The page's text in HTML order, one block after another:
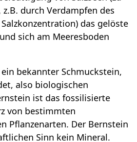
durch Verdampfen des
das gelöste
sich am Meeresboden
bekannter Schmuckstein,
also biologischen
ist das fossilisierte
von bestimmten
Pflanzenarten. Der Bernstein
Sinn kein Mineral.